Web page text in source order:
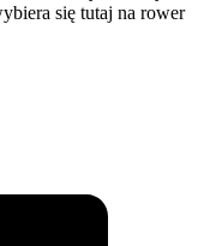
się tutaj na rower